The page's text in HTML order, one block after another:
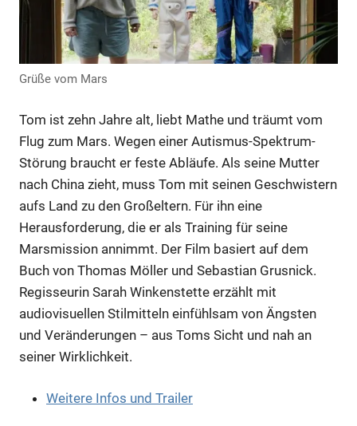
Grüße vom Mars
Tom ist zehn Jahre alt, liebt Mathe und träumt vom
Flug zum Mars. Wegen einer Autismus-Spektrum-
Störung braucht er feste Abläufe. Als seine Mutter
nach China zieht, muss Tom mit seinen Geschwistern
aufs Land zu den Großeltern. Für ihn eine
Herausforderung, die er als Training für seine
Marsmission annimmt. Der Film basiert auf dem
Buch von Thomas Möller und Sebastian Grusnick.
Regisseurin Sarah Winkenstette erzählt mit
audiovisuellen Stilmitteln einfühlsam von Ängsten
und Veränderungen – aus Toms Sicht und nah an
seiner Wirklichkeit.
Weitere Infos und Trailer